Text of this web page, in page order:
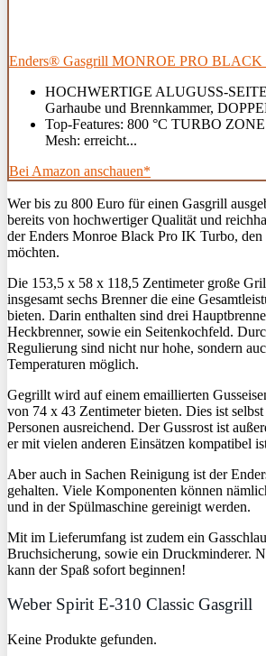
Enders® Gasgrill MONROE PRO
HOCHWERTIGE ALUGUSS-
Garhaube und Brennkammer,
Top-Features: 800 °C TURBO
Mesh: erreicht...
Bei Amazon anschauen*
Wer bis zu 800 Euro für einen Gasgrill
bereits von hochwertiger Qualität und
der Enders Monroe Black Pro IK Turbo,
möchten.
Die 153,5 x 58 x 118,5 Zentimeter große
insgesamt sechs Brenner die eine
bieten. Darin enthalten sind drei
Heckbrenner, sowie ein Seitenkochfeld.
Regulierung sind nicht nur hohe, sondern
Temperaturen möglich.
Gegrillt wird auf einem emaillierten
von 74 x 43 Zentimeter bieten. Dies ist
Personen ausreichend. Der Gussrost ist
er mit vielen anderen Einsätzen kompatibel
Aber auch in Sachen Reinigung ist der
gehalten. Viele Komponenten können
und in der Spülmaschine gereinigt werden.
Mit im Lieferumfang ist zudem ein
Bruchsicherung, sowie ein Druckminderer.
kann der Spaß sofort beginnen!
Weber Spirit E-310 Classic Gasgrill
Keine Produkte gefunden.